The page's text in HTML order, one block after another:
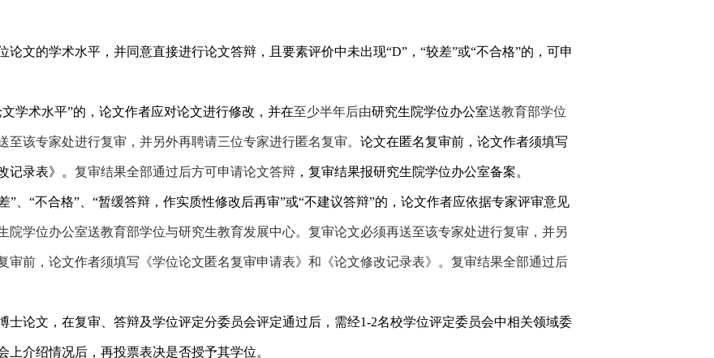
论文的学术水平，并同意直接进行论文答辩，且要素评价中未出现“D”，“较差”或“不合格”的，可申
学术水平”的，论文作者应对论文进行修改，并在至少半年后由研究生院学位办公室送教育部学位
至该专家处进行复审，并另外再聘请三位专家进行匿名复审。 论文在匿名复审前，论文作者须填写
记录表》。 复审结果全部通过后方可申请论文答辩 ，复审结果报研究生院学位办公室备案。
”、“不合格”、“暂缓答辩，作实质性修改后再审”或“不建议答辩”的，论文作者应依据专家评审意见
院学位办公室送教育部学位与研究生教育发展中心。复审论文必须再送至该专家处进行复审，并另
审前，论文作者须填写《学位论文匿名复审申请表》和《论文修改记录表》。复审结果全部通过后
士论文，在复审、答辩及学位评定分委员会评定通过后，需经1-2名校学位评定委员会中相关领域委
介绍情况后，再投票表决是否授予其学位。